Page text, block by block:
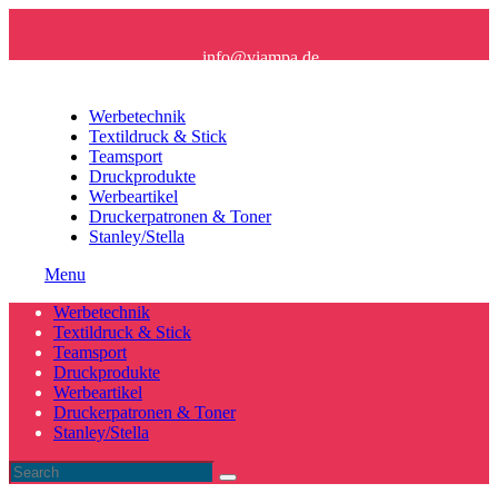
info@viampa.de
Werbetechnik
Textildruck & Stick
Teamsport
Druckprodukte
Werbeartikel
Druckerpatronen & Toner
Stanley/Stella
Menu
Werbetechnik
Textildruck & Stick
Teamsport
Druckprodukte
Werbeartikel
Druckerpatronen & Toner
Stanley/Stella